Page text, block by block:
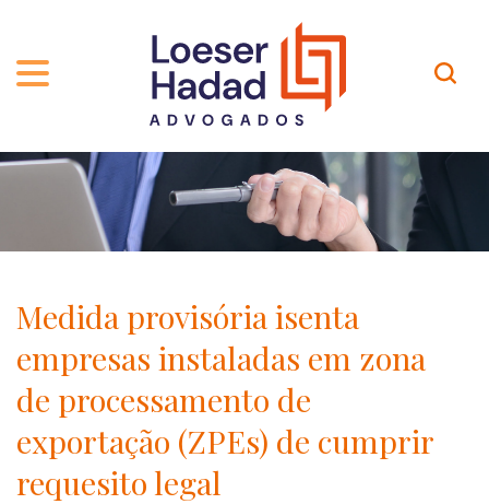
QUEM SOMOS
TRAJETÓRIA
INCLUSÃO E DIVERSIDADE
PRÊMIOS
NOSSA EQUIPE
ÁREAS DE ATUAÇÃO
PROFISSIONAIS
CARREIRA
Contato
Localização
EN-US
Medida provisória isenta
empresas instaladas em zona
de processamento de
exportação (ZPEs) de cumprir
requesito legal